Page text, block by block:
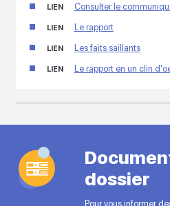
LIEN Consulter le
LIEN Le rapport
LIEN Les faits saillants
LIEN Le rapport en un clin
dossier
Pour vous informer